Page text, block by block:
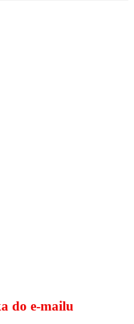
do e‑mailu